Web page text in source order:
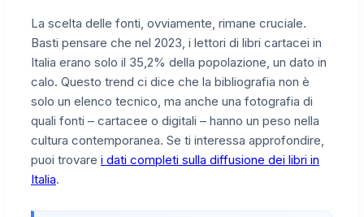
La scelta delle fonti, ovviamente, rimane cruciale.
Basti pensare che nel 2023, i lettori di libri cartacei in
Italia erano solo il 35,2% della popolazione, un dato in
calo. Questo trend ci dice che la bibliografia non è
solo un elenco tecnico, ma anche una fotografia di
quali fonti – cartacee o digitali – hanno un peso nella
cultura contemporanea. Se ti interessa approfondire,
puoi trovare i dati completi sulla diffusione dei libri in
Italia.